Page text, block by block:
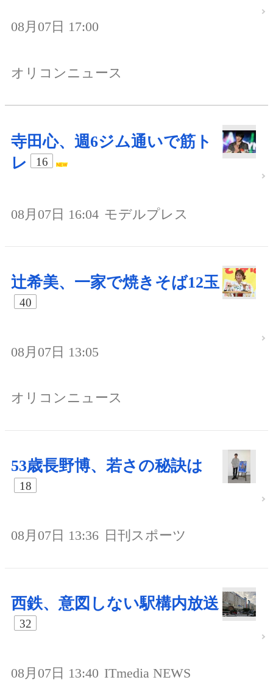
08月07日 17:00
オリコンニュース
寺田心、週6ジム通いで筋ト
レ
16
08月07日 16:04 モデルプレス
辻希美、一家で焼きそば12玉
40
08月07日 13:05
オリコンニュース
53歳長野博、若さの秘訣は
18
08月07日 13:36 日刊スポーツ
西鉄、意図しない駅構内放送
32
08月07日 13:40 ITmedia NEWS